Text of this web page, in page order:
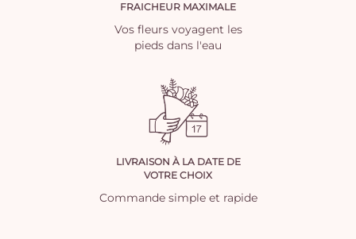
FRAICHEUR MAXIMALE
Vos fleurs voyagent les
pieds dans l'eau
LIVRAISON À LA DATE DE
VOTRE CHOIX
Commande simple et rapide